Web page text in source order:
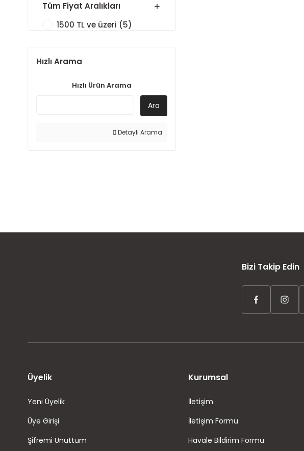
Tüm Fiyat Aralıkları
1500 TL ve üzeri (5)
Hızlı Arama
Hızlı Ürün Arama
Ara
Detaylı Arama
Bizi Takip Edin
Üyelik
Yeni Üyelik
Üye Girişi
Şifremi Unuttum
Kurumsal
İletişim
İletişim Formu
Havale Bildirim Formu